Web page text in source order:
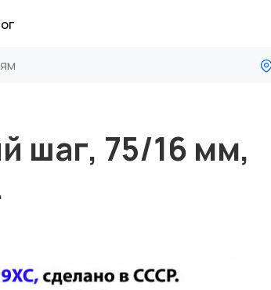
шаг, 75/16 мм,